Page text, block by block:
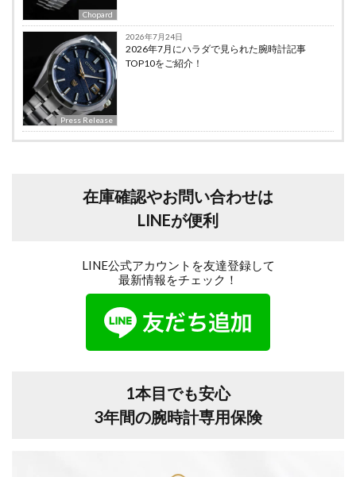
Chopard
Press Release
2026年7月24日
2026年7月にハラダで見られた腕時計記事
TOP10をご紹介！
在庫確認やお問い合わせは
LINEが便利
LINE公式アカウントを友達登録して
最新情報をチェック！
1本目でも安心
3年間の腕時計専用保険